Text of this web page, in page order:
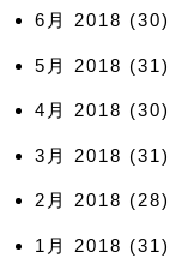
6月 2018 (30)
5月 2018 (31)
4月 2018 (30)
3月 2018 (31)
2月 2018 (28)
1月 2018 (31)